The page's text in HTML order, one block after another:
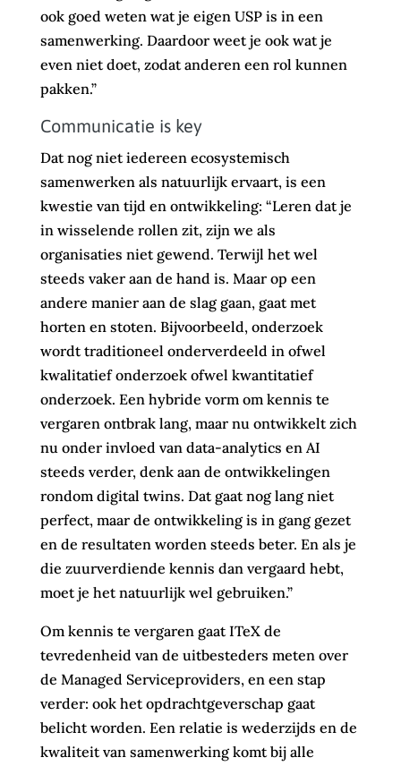
ook goed weten wat je eigen USP is in een
samenwerking. Daardoor weet je ook wat je
even niet doet, zodat anderen een rol kunnen
pakken.”
Communicatie is key
Dat nog niet iedereen ecosystemisch
samenwerken als natuurlijk ervaart, is een
kwestie van tijd en ontwikkeling: “Leren dat je
in wisselende rollen zit, zijn we als
organisaties niet gewend. Terwijl het wel
steeds vaker aan de hand is. Maar op een
andere manier aan de slag gaan, gaat met
horten en stoten. Bijvoorbeeld, onderzoek
wordt traditioneel onderverdeeld in ofwel
kwalitatief onderzoek ofwel kwantitatief
onderzoek. Een hybride vorm om kennis te
vergaren ontbrak lang, maar nu ontwikkelt zich
nu onder invloed van data-analytics en AI
steeds verder, denk aan de ontwikkelingen
rondom digital twins. Dat gaat nog lang niet
perfect, maar de ontwikkeling is in gang gezet
en de resultaten worden steeds beter. En als je
die zuurverdiende kennis dan vergaard hebt,
moet je het natuurlijk wel gebruiken.”
Om kennis te vergaren gaat ITeX de
tevredenheid van de uitbesteders meten over
de Managed Serviceproviders, en een stap
verder: ook het opdrachtgeverschap gaat
belicht worden. Een relatie is wederzijds en de
kwaliteit van samenwerking komt bij alle